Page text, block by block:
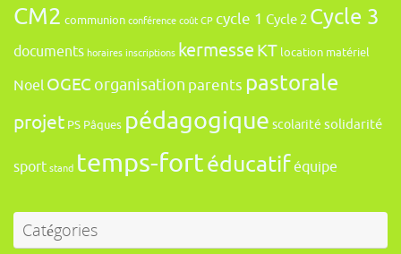
CM2 communion conférence coût CP cycle 1 Cycle 2 Cycle 3
documents horaires inscriptions kermesse KT location matériel
NoelOGECorganisation parents pastorale
projet PS Pâques pédagogique scolarité solidarité
sport stand temps-fortéducatiféquipe
Catégories